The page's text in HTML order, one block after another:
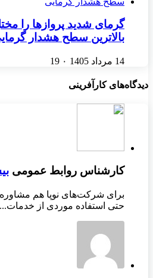
گرمای شدید پروازها را
بالاترین سطح هشدار
14 مرداد 1405 ۰ 19
دیدگاه‌های کارآفرینی
کارشناس روابط عمومی
برای شرکت‌های نوپا هم
حتی استفاده موردی از خدمات...